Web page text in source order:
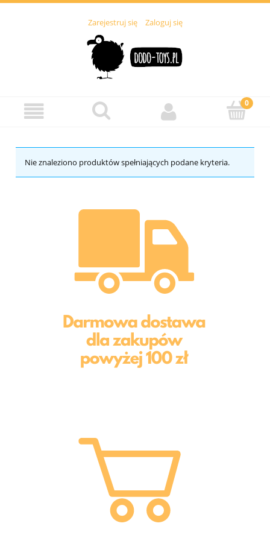
Zarejestruj się Zaloguj się
Nie znaleziono produktów spełniających podane kryteria.